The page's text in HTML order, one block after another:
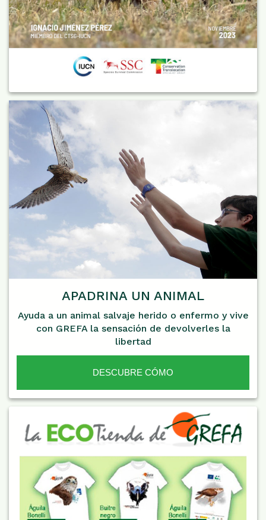
APADRINA UN ANIMAL
Ayuda a un animal salvaje herido o enfermo y vive
con GREFA la sensación de devolverles la
libertad
DESCUBRE CÓMO